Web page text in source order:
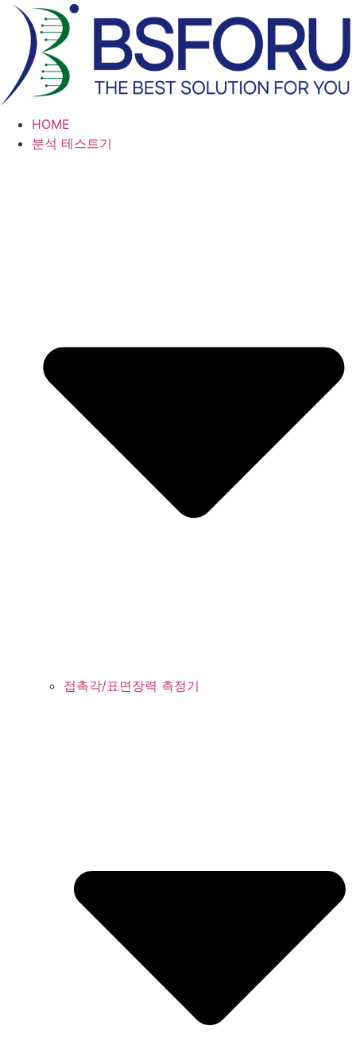
건
너
HOME
분석 테스트기
접촉각/표면장력 측정기